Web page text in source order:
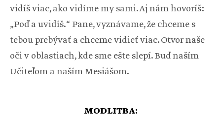
vidíš viac, ako vidíme my sami. Aj nám hovoríš:
„Poď a uvidíš.“ Pane, vyznávame, že chceme s
tebou prebývať a chceme vidieť viac. Otvor naše
oči v oblastiach, kde sme ešte slepí. Buď naším
Učiteľom a naším Mesiášom.
MODLITBA: